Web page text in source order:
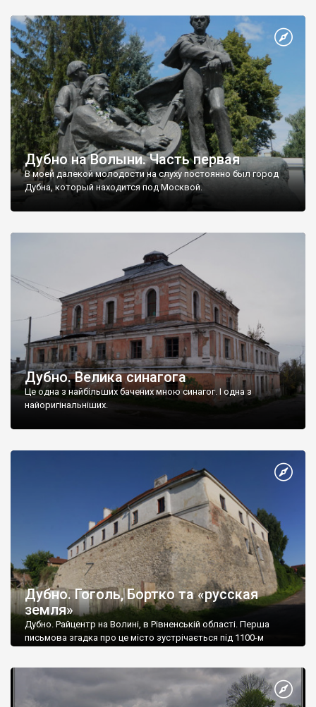
Дубно на Волыни. Часть первая
В моей далекой молодости на слуху постоянно был город
Дубна, который находится под Москвой.
Дубно. Велика синагога
Це одна з найбільших бачених мною синагог. І одна з
найоригінальніших.
Дубно. Гоголь, Бортко та «русская
земля»
Дубно. Райцентр на Волині, в Рівненській області. Перша
письмова згадка про це місто зустрічається під 1100-м